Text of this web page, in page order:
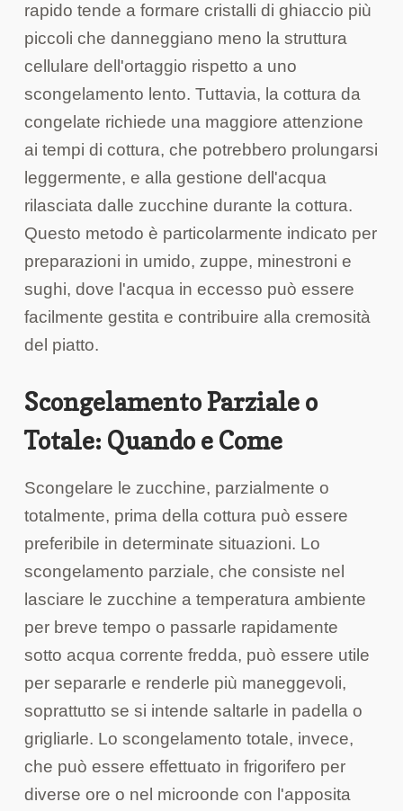
rapido tende a formare cristalli di ghiaccio più
piccoli che danneggiano meno la struttura
cellulare dell'ortaggio rispetto a uno
scongelamento lento. Tuttavia, la cottura da
congelate richiede una maggiore attenzione
ai tempi di cottura, che potrebbero prolungarsi
leggermente, e alla gestione dell'acqua
rilasciata dalle zucchine durante la cottura.
Questo metodo è particolarmente indicato per
preparazioni in umido, zuppe, minestroni e
sughi, dove l'acqua in eccesso può essere
facilmente gestita e contribuire alla cremosità
del piatto.
Scongelamento Parziale o
Totale: Quando e Come
Scongelare le zucchine, parzialmente o
totalmente, prima della cottura può essere
preferibile in determinate situazioni. Lo
scongelamento parziale, che consiste nel
lasciare le zucchine a temperatura ambiente
per breve tempo o passarle rapidamente
sotto acqua corrente fredda, può essere utile
per separarle e renderle più maneggevoli,
soprattutto se si intende saltarle in padella o
grigliarle. Lo scongelamento totale, invece,
che può essere effettuato in frigorifero per
diverse ore o nel microonde con l'apposita